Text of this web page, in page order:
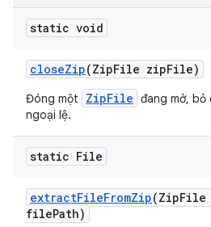
static void
closeZip(ZipFile zipFile)
Đóng một ZipFile đang mở, bỏ
ngoại lệ.
static File
extractFileFromZip(ZipFile
filePath)